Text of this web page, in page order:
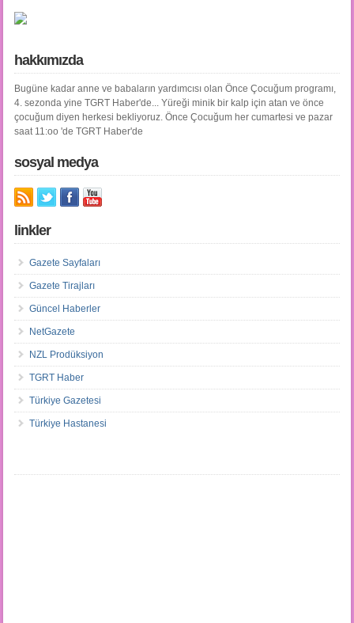
hakkımızda
Bugüne kadar anne ve babaların yardımcısı olan Önce Çocuğum programı,
4. sezonda yine TGRT Haber'de... Yüreği minik bir kalp için atan ve önce
çocuğum diyen herkesi bekliyoruz. Önce Çocuğum her cumartesi ve pazar
saat 11:oo 'de TGRT Haber'de
sosyal medya
linkler
Gazete Sayfaları
Gazete Tirajları
Güncel Haberler
NetGazete
NZL Prodüksiyon
TGRT Haber
Türkiye Gazetesi
Türkiye Hastanesi